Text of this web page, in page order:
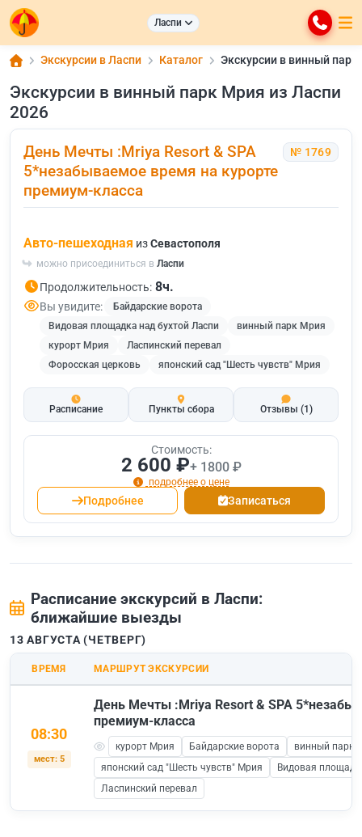
Ласпи
Экскурсии в Ласпи Каталог Экскурсии в винный
Экскурсии в винный парк Мрия из Ласпи
2026
День Мечты :Mriya Resort & SPA
5*незабываемое время на курорте
премиум-класса
№ 1769
Авто-пешеходная изСевастополя
можно присоединиться в Ласпи
Продолжительность: 8ч.
Вы увидите:
Байдарские ворота
Видовая площадка над бухтой Ласпи
винный парк Мрия
курорт Мрия
Ласпинский перевал
Форосская церковь
японский сад "Шесть чувств" Мрия
Расписание Пункты сбора Отзывы (1)
Стоимость:
2 600 ₽+ 1800 ₽
подробнее о цене
Подробнее Записаться
Расписание экскурсий в Ласпи:
ближайшие выезды
13 АВГУСТА (ЧЕТВЕРГ)
ВРЕМЯ МАРШРУТ ЭКСКУРСИИ
08:30
мест: 5
День Мечты :Mriya Resort & SPA
премиум-класса
курорт Мрия Байдарские ворота
винный парк
японский сад "Шесть чувств" Мрия
Видовая
Ласпинский перевал